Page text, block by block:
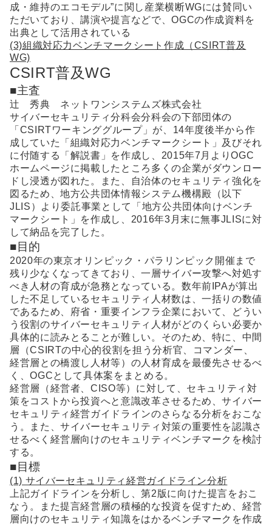
成・維持のエコモデル”に関し産業横断WGには賛同い
ただいており、講演や提言などで、OGCの作成資料を
出典として活用されている
(3)組織対応力ベンチマークシート作成（CSIRT普及
WG)
CSIRT普及WG
■主査
辻 秀典 ネットワンシステムズ株式会社
サイバーセキュリティ分科会分科会の下部団体の
「CSIRTワーキンググループ」が、14年度後半から作
成していた「組織対応力ベンチマークシート」及びそれ
に付随する「解説書」を作成し、2015年7月よりOGC
ホームページに掲載したところ多くの企業がダウンロー
ドし浸透が図れた。また、自治体のセキュリティ強化を
図るため、地方公共団体情報システム機構殿（以下
JLIS）より委託事業として「地方公共団体向けベンチ
マークシート」を作成し、2016年3月末に無事JLISに対
して納品を完了した。
■目的
2020年の東京オリンピック・パラリンピック開催まで
残り少なくなってきており、一層サイバー攻撃へ対処す
べき人材の育成が急務となっている。数年前IPAが算出
した不足しているセキュリティ人材数は、一括りの数値
であるため、府省・重要インフラ企業において、どうい
う役割のサイバーセキュリティ人材がどのくらい必要か
具体的に読みとることが難しい。そのため、特に、中間
層（CSIRTの中心的役割を担う分析官、コマンダー、
経営層との橋渡し人材等）の人材育成を最優先させるべ
く、OGCとして具体案をまとめる。
経営層（経営者、CISO等）に対して、セキュリティ対
策をコストから投資へと意識改革させるため、サイバー
セキュリティ経営ガイドラインのさらなる分析をおこな
う。また、サイバーセキュリティ対策の重要性を認識さ
せるべく経営層向けのセキュリティベンチマークを検討
する。
■目標
(1) サイバーセキュリティ経営ガイドライン分析
上記ガイドラインを分析し、第2版に向けた提言をおこ
なう。また提言経営層の積極的な投資を促すため、経営
層向けのセキュリティ知識をはかるベンチマークを作成